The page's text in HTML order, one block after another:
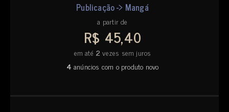
Publicação -> Mangá
a partir de
R$ 45,40
em até 2 vezes sem juros
4 anúncios com o produto novo